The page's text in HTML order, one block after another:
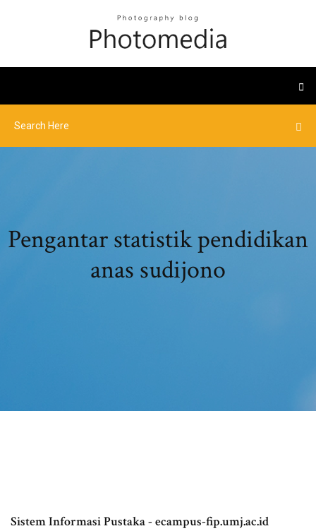
Pengantar statistik pendidikan
anas sudijono
Sistem Informasi Pustaka - ecampus-fip.umj.ac.id